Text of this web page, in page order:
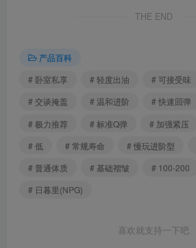
THE END
产品百科
# 卧室私享
# 轻度出油 # 可接受味
# 交谈掩盖
# 温和进阶 # 快速回弹
# 极力推荐
# 标准Q弹 # 加强紧压
# 低
# 常规寿命 # 慢玩进阶型
# 普通体质
# 基础褶皱 # 100-200
# 日暮里(NPG)
喜欢就支持一下吧